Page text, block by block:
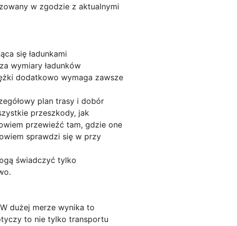
w zgodzie z aktualnymi
się ładunkami
wymiary ładunków
dodatkowo wymaga zawsze
plan trasy i dobór
przeszkody, jak
przewieźć tam, gdzie one
sprawdzi się w przy
świadczyć tylko
dużej merze wynika to
to nie tylko transportu